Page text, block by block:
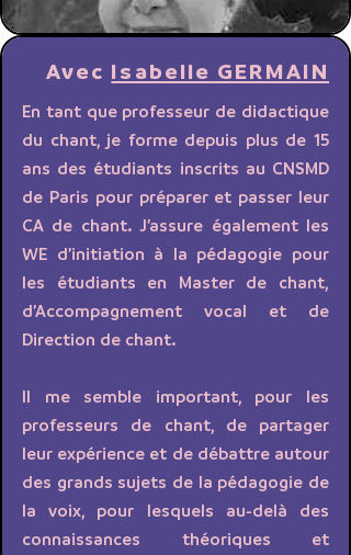
Avec Isabelle GERMAIN
En tant que professeur de didactique
du chant, je forme depuis plus de 15
ans des étudiants inscrits au CNSMD
de Paris pour préparer et passer leur
CA de chant. J’assure également les
WE d’initiation à la pédagogie pour
les étudiants en Master de chant,
d’Accompagnement vocal et de
Direction de chant.
Il me semble important, pour les
professeurs de chant, de partager
leur expérience et de débattre autour
des grands sujets de la pédagogie de
la voix, pour lesquels au-delà des
connaissances théoriques et